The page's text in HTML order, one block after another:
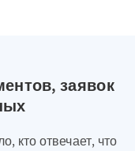
заявок
кто отвечает, что